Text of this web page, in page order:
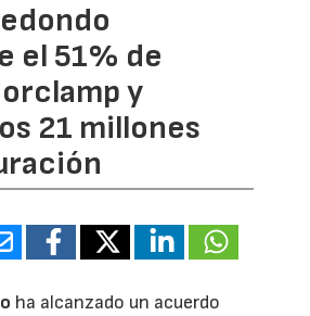
el 51% de
y
21 millones
ha alcanzado un acuerdo